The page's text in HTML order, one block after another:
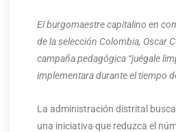
El burgomaestre capitalino en
de la selección Colombia, Oscar
campaña pedagógica “juégale
implementara durante el tiempo
La administración distrital
una iniciativa que reduzca el